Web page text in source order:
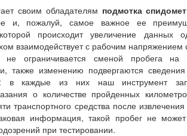
своим обладателям подмотка
и, пожалуй, самое важное ее
происходит увеличение данных
взаимодействует с рабочим напряжением
ограничивается сменой пробега на
также изменению подвергаются
в каждые из них наш инструмент
о количестве пройденных
транспортного средства после
информация, такой пробег не может
при тестировании.